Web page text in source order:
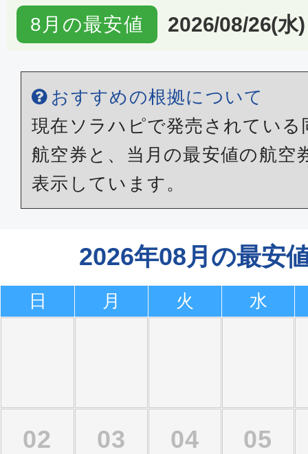
8月の最安値 2026/08/26(水)
おすすめの根拠について
現在ソラハピで発売されている
航空券と、当月の最安値の航空
表示しています。
2026年08月の最安
日 月 火 水
02 03 04 05